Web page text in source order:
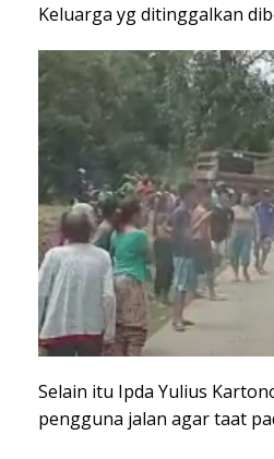
Keluarga yg ditinggalkan
Selain itu Ipda Yulius
pengguna jalan agar taat